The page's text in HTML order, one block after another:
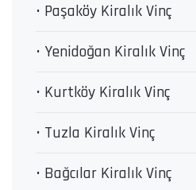
• Paşaköy Kiralık Vinç
• Yenidoğan Kiralık Vinç
• Kurtköy Kiralık Vinç
• Tuzla Kiralık Vinç
• Bağcılar Kiralık Vinç